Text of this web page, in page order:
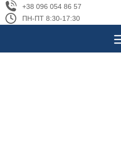
+38 096 054 86 57
ПН-ПТ 8:30-17:30